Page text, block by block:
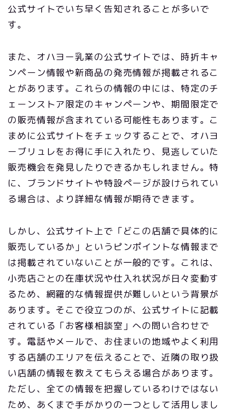
公式サイトでいち早く告知されることが多いで
す。
また、オハヨー乳業の公式サイトでは、時折キャ
ンペーン情報や新商品の発売情報が掲載されるこ
とがあります。これらの情報の中には、特定のチ
ェーンストア限定のキャンペーンや、期間限定で
の販売情報が含まれている可能性もあります。こ
まめに公式サイトをチェックすることで、オハヨ
ーブリュレをお得に手に入れたり、見逃していた
販売機会を発見したりできるかもしれません。特
に、ブランドサイトや特設ページが設けられてい
る場合は、より詳細な情報が期待できます。
しかし、公式サイト上で「どこの店舗で具体的に
販売しているか」というピンポイントな情報まで
は掲載されていないことが一般的です。これは、
小売店ごとの在庫状況や仕入れ状況が日々変動す
るため、網羅的な情報提供が難しいという背景が
あります。そこで役立つのが、公式サイトに記載
されている「お客様相談室」への問い合わせで
す。電話やメールで、お住まいの地域やよく利用
する店舗のエリアを伝えることで、近隣の取り扱
い店舗の情報を教えてもらえる場合があります。
ただし、全ての情報を把握しているわけではない
ため、あくまで手がかりの一つとして活用しまし